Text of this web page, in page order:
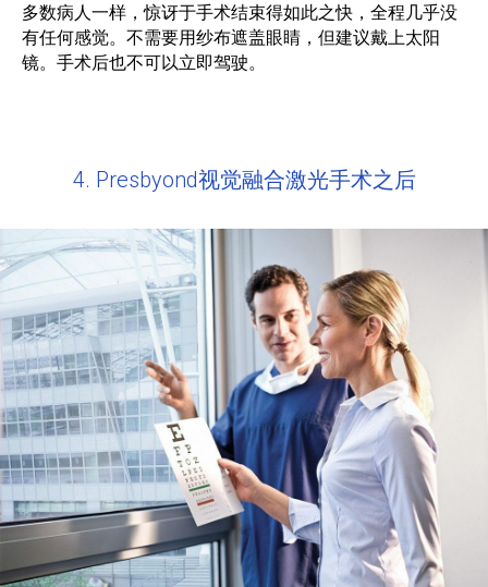
多数病人一样，惊讶于手术结束得如此之快，全程几乎没
有任何感觉。不需要用纱布遮盖眼睛，但建议戴上太阳
镜。手术后也不可以立即驾驶。
4. Presbyond视觉融合激光手术之后